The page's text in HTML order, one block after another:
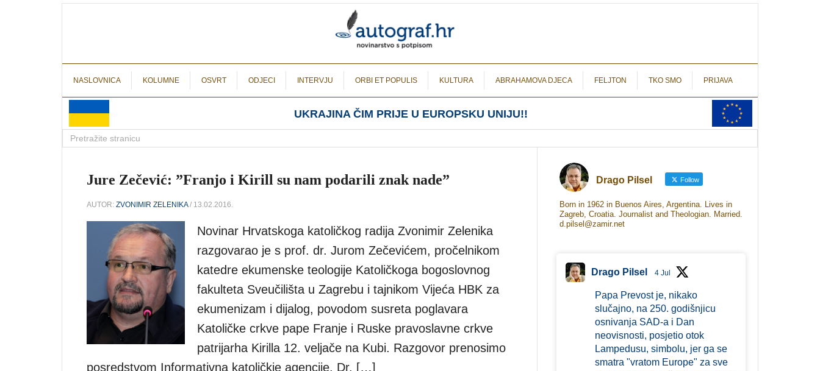
NASLOVNICA KOLUMNE OSVRT ODJECI INTERVJU ORBI ET POPULIS KULTURA ABRAHAMOVA DJECA FELJTON TKO SMO PRIJAVA
UKRAJINA ČIM PRIJE U EUROPSKU UNIJU!!
Jure Zečević: ”Franjo i Kirill su nam podarili znak nade”
AUTOR: ZVONIMIR ZELENIKA/ 13.02.2016.
Novinar Hrvatskoga katoličkog radija Zvonimir Zelenika
razgovarao je s prof. dr. Jurom Zečevićem, pročelnikom
katedre ekumenske teologije Katoličkoga bogoslovnog
fakulteta Sveučilišta u Zagrebu i tajnikom Vijeća HBK za
ekumenizam i dijalog, povodom susreta poglavara
Katoličke crkve pape Franje i Ruske pravoslavne crkve
patrijarha Kirilla 12. veljače na Kubi. Razgovor prenosimo
posredstvom Informativna katoličkie agencije. Dr. […]
Drago Pilsel Follow
Born in 1962 in Buenos Aires, Argentina. Lives in
Zagreb, Croatia. Journalist and Theologian. Married.
d.pilsel@zamir.net
Drago Pilsel 4 Jul
Papa Prevost je, nikako
slučajno, na 250. godišnjicu
osnivanja SAD-a i Dan
neovisnosti, posjetio otok
Lampedusu, simbolu, jer ga se
smatra "vratom Europe" za sve